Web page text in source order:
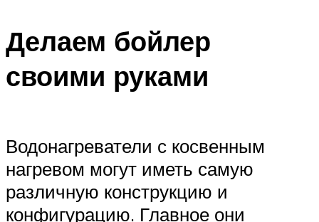
Делаем бойлер
своими руками
Водонагреватели с косвенным
нагревом могут иметь самую
различную конструкцию и
конфигурацию. Главное они